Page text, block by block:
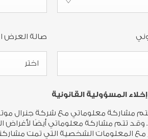
صالة العرض
اختر
المسؤولية القانونية
مشاركة معلوماتي مع شركة جنرال
وقد تتم مشاركة معلوماتي أيضًا لأغراض
مع المعلومات الشخصية التي تمت